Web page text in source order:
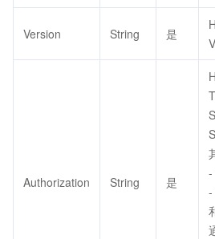
Version String 是
Authorization String 是
-
-